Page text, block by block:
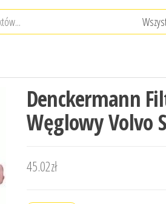
Denckermann
Węglowy Volvo
45.02zł